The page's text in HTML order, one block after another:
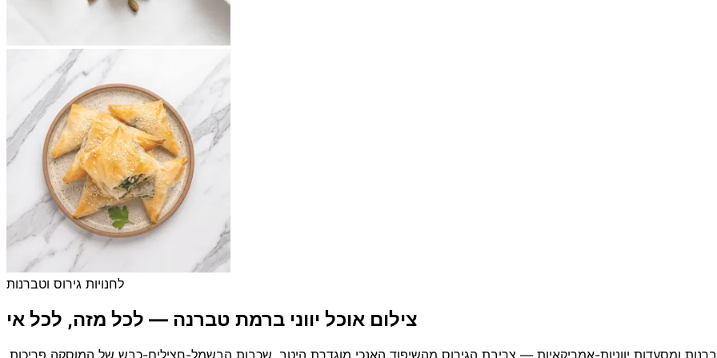
לחנויות גירוס וטברנות
צילום אוכל יווני ברמת טברנה — לכל מזה, לכל אי
טברנות ומסעדות יווניות-אמריקאיות — צריבת הגירוס מהשיפוד האנכי מוגדרת היטב, שכבות הבשמל-חצילים-כבש של המוסקה פריכות,